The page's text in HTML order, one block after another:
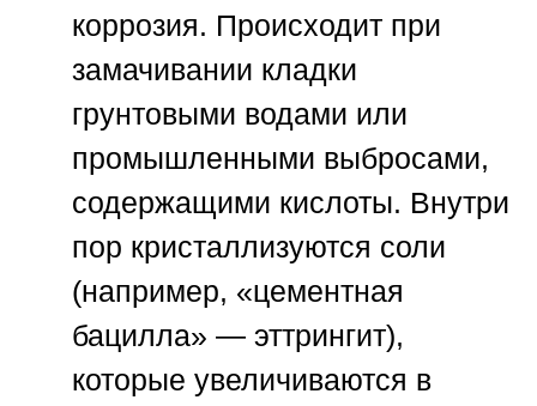
коррозия. Происходит при
замачивании кладки
грунтовыми водами или
промышленными выбросами,
содержащими кислоты. Внутри
пор кристаллизуются соли
(например, «цементная
бацилла» — эттрингит),
которые увеличиваются в